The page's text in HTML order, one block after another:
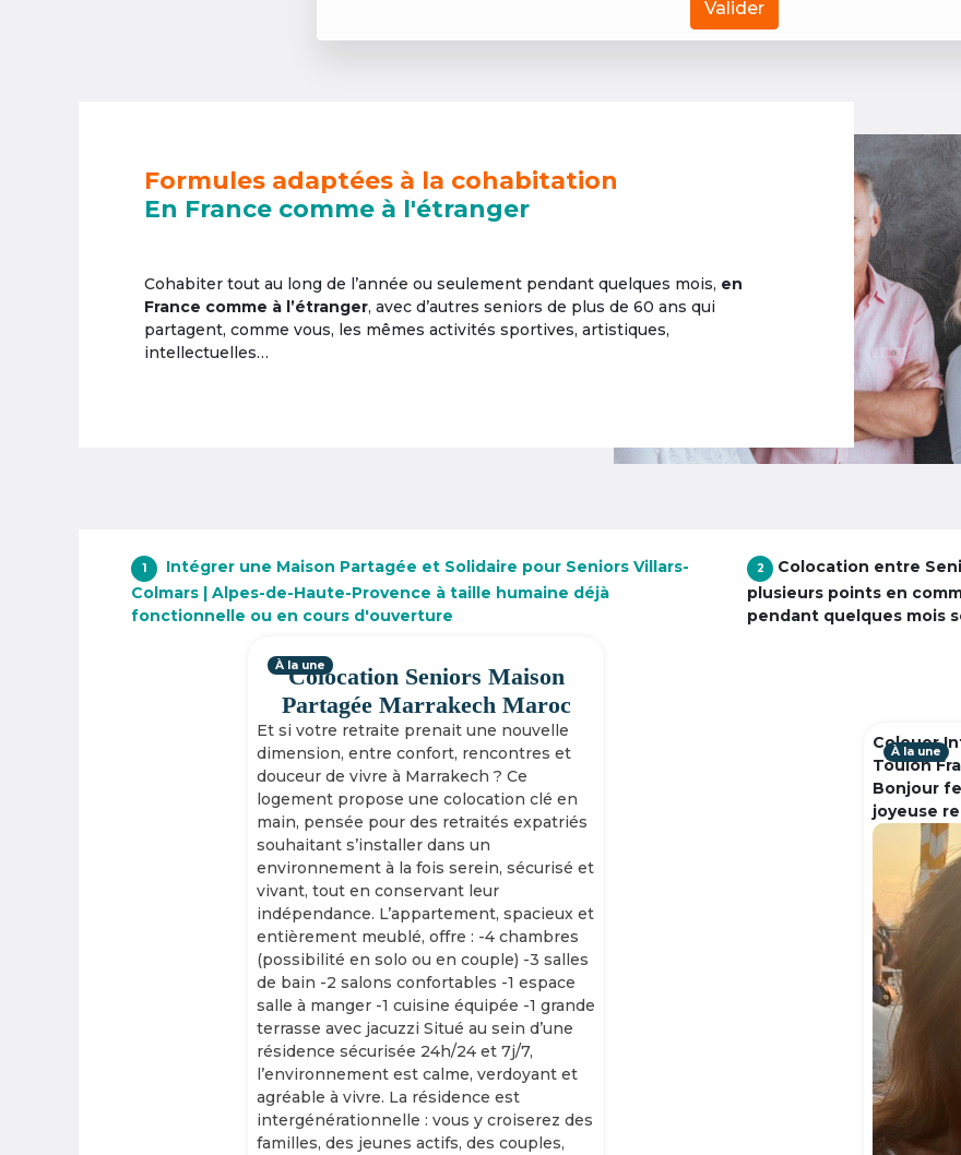
Valider
Formules adaptées à la cohabitation
En France comme à l'étranger
Cohabiter tout au long de l’année ou seulement pendant quelques mois, en
France comme à l’étranger, avec d’autres seniors de plus de 60 ans qui
partagent, comme vous, les mêmes activités sportives, artistiques,
intellectuelles…
1
Intégrer une Maison Partagée et Solidaire pour Seniors Villars-
Colmars | Alpes-de-Haute-Provence à taille humaine déjà
fonctionnelle ou en cours d'ouverture
Colocation Seniors Maison
Partagée Marrakech Maroc
Et si votre retraite prenait une nouvelle
dimension, entre confort, rencontres et
douceur de vivre à Marrakech ? Ce
logement propose une colocation clé en
main, pensée pour des retraités expatriés
souhaitant s’installer dans un
environnement à la fois serein, sécurisé et
vivant, tout en conservant leur
indépendance. L’appartement, spacieux et
entièrement meublé, offre : -4 chambres
(possibilité en solo ou en couple) -3 salles
de bain -2 salons confortables -1 espace
salle à manger -1 cuisine équipée -1 grande
terrasse avec jacuzzi Situé au sein d’une
résidence sécurisée 24h/24 et 7j/7,
l’environnement est calme, verdoyant et
agréable à vivre. La résidence est
intergénérationnelle : vous y croiserez des
familles, des jeunes actifs, des couples,
À la une
2 Colocation entre
plusieurs points en
pendant quelques mois
Colouer
Toulon
Bonjour
joyeuse
À la une